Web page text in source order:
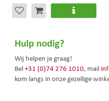
Hulp nodig?
Wij helpen je graag!
Bel+31 (0)74 276 1010, mail
kom langs in onze gezellige